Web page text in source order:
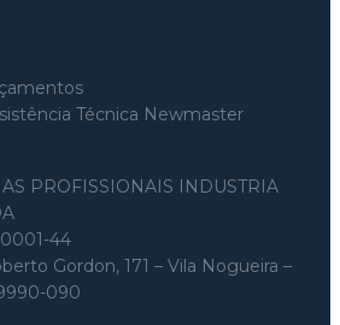
Técnica Newmaster
PROFISSIONAIS INDUSTRIA
44
Gordon, 171 – Vila Nogueira –
090